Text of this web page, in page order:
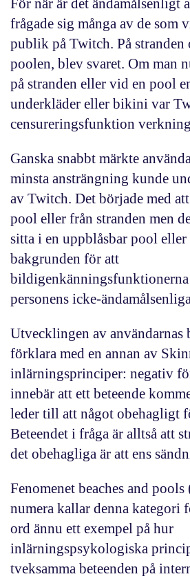
För när är det ändamålsenligt
frågade sig många av de som
publik på Twitch. På
poolen, blev svaret. Om man
på stranden eller vid en pool
underkläder eller bikini var
censureringsfunktion
Ganska snabbt märkte
minsta ansträngning kunde
av Twitch. Det började med
pool eller från stranden men
sitta i en uppblåsbar pool eller
bakgrunden för att
personens icke-
Utvecklingen av användarnas
förklara med en annan av
inlärningsprinciper: negativ
innebär att ett beteende
leder till att något obehagligt
Beteendet i fråga är alltså att
det obehagliga är att ens
Fenomenet beaches and pools
numera kallar denna kategori
ord ännu ett exempel på hur
inlärningspsykologiska
tveksamma beteenden på